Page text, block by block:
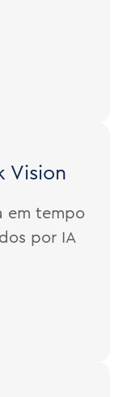
Vision
em tempo
por IA